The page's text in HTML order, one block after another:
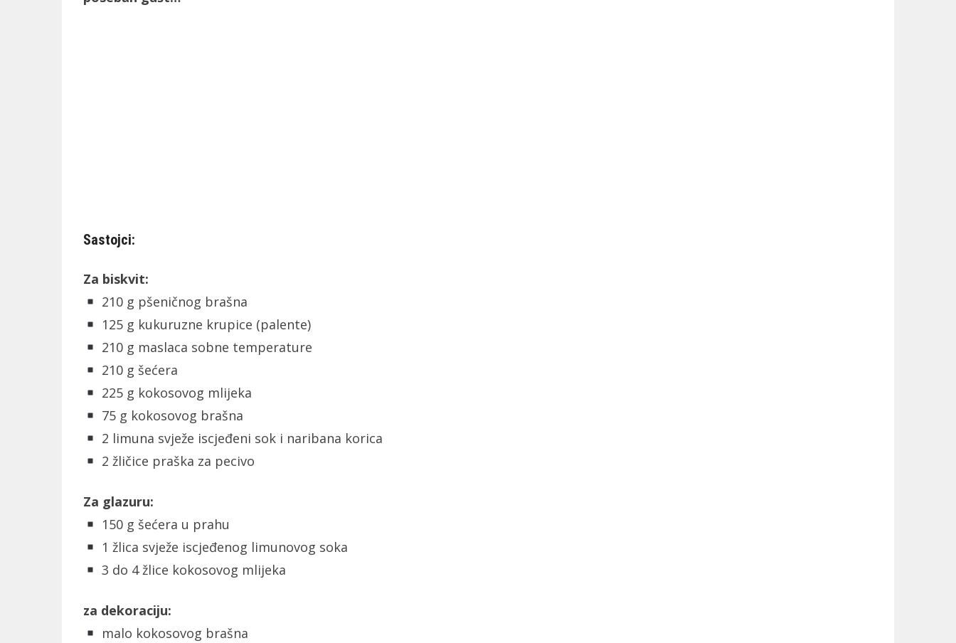
Sastojci:
Za biskvit:
210 g pšeničnog brašna
125 g kukuruzne krupice (palente)
210 g maslaca sobne temperature
210 g šećera
225 g kokosovog mlijeka
75 g kokosovog brašna
2 limuna svježe iscjeđeni sok i naribana korica
2 žličice praška za pecivo
Za glazuru:
150 g šećera u prahu
1 žlica svježe iscjeđenog limunovog soka
3 do 4 žlice kokosovog mlijeka
za dekoraciju:
malo kokosovog brašna